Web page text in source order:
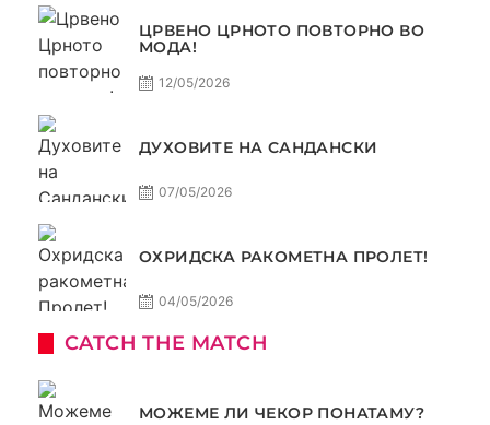
ЦРВЕНО ЦРНОТО ПОВТОРНО ВО
МОДА!
12/05/2026
ДУХОВИТЕ НА САНДАНСКИ
07/05/2026
ОХРИДСКА РАКОМЕТНА ПРОЛЕТ!
04/05/2026
CATCH THE MATCH
МОЖЕМЕ ЛИ ЧЕКОР ПОНАТАМУ?